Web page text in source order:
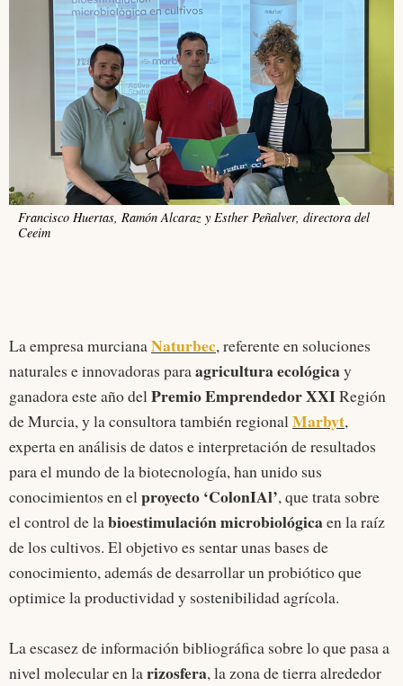
Francisco Huertas, Ramón Alcaraz y Esther Peñalver, directora del
Ceeim
La empresa murcianaNaturbec, referente en soluciones
naturales e innovadoras paraagricultura ecológicay
ganadora este año delPremio Emprendedor XXIRegión
de Murcia, y la consultora también regionalMarbyt,
experta en análisis de datos e interpretación de resultados
para el mundo de la biotecnología, han unido sus
conocimientos en elproyecto ‘ColonIAl’, que trata sobre
el control de labioestimulación microbiológicaen la raíz
de los cultivos. El objetivo es sentar unas bases de
conocimiento, además de desarrollar un probiótico que
optimice la productividad y sostenibilidad agrícola.
La escasez de información bibliográfica sobre lo que pasa a
nivel molecular en larizosfera, la zona de tierra alrededor